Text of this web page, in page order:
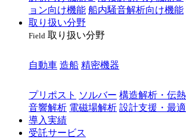
ョン向け機能 船内騒音解析向け機能
取り扱い分野
Field 取り扱い分野
自動車 造船 精密機器
プリポスト ソルバー 構造解析・伝
音響解析 電磁場解析 設計支援・最
導入実績
受託サービス